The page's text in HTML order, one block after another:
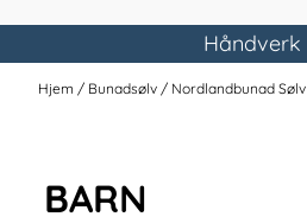
Håndverk
Hjem / Bunadsølv / Nordlandbunad Sølv
BARN